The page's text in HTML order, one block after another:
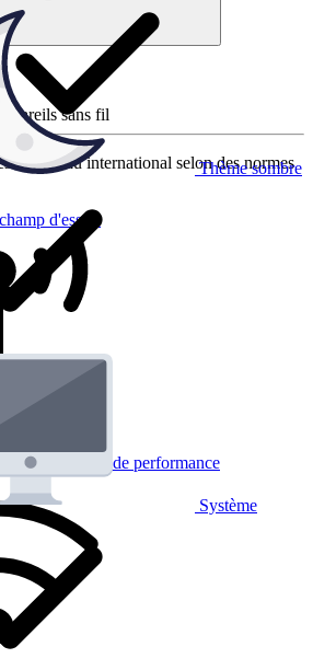
Thème sombre
Système
sans fil
au niveau international selon des normes
d'essais
et de performance